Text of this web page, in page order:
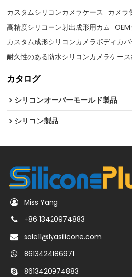
カスタムシリコンカメラケース
カメラ
高精度シリコーン射出成形用カム
カスタム成形シリコンカメラボディカバ
耐久性のある防水シリコンカメラケース
カタログ
シリコンオーバーモールド製品
シリコン製品
Miss Yang
+86 13420974883
sale11@lyasilicone.com
8613424186971
8613420974883